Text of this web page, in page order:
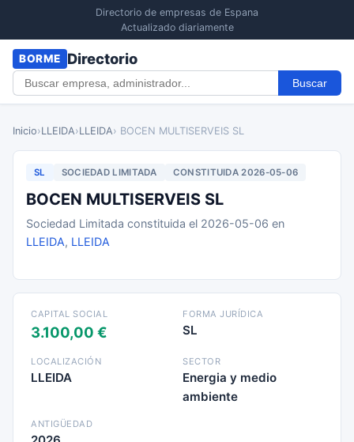
Directorio de empresas de Espana
Actualizado diariamente
BORME Directorio
Buscar
Inicio›LLEIDA›LLEIDA› BOCEN MULTISERVEIS SL
SL SOCIEDAD LIMITADA CONSTITUIDA 2026-05-06
BOCEN MULTISERVEIS SL
Sociedad Limitada constituida el 2026-05-06 en
LLEIDA, LLEIDA
CAPITAL SOCIAL
3.100,00 €
FORMA JURÍDICA
SL
LOCALIZACIÓN
LLEIDA
SECTOR
Energia y medio
ambiente
ANTIGÜEDAD